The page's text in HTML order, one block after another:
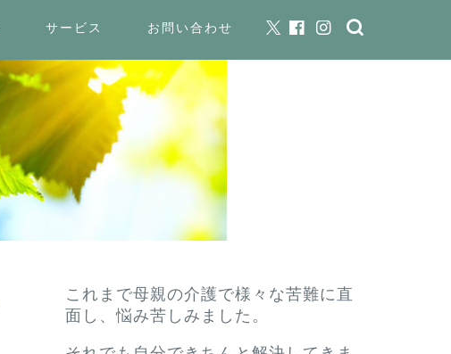
サービス お問い合わせ
これまで母親の介護で様々な苦難に直
面し、悩み苦しみました。